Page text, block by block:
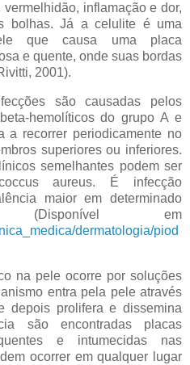
inflamação e dor,
bolhas. Já a celulite é uma
que causa uma placa
e quente, onde suas bordas
2001).
são causadas pelos
hemolíticos do grupo A e
a recorrer periodicamente no
superiores ou inferiores.
semelhantes podem ser
aureus. É infecção
maior em determinado
em
dermatologia/piod
na pele ocorre por soluções
entra pela pele através
depois prolifera e dissemina
são encontradas placas
e intumecidas nas
ocorrer em qualquer lugar